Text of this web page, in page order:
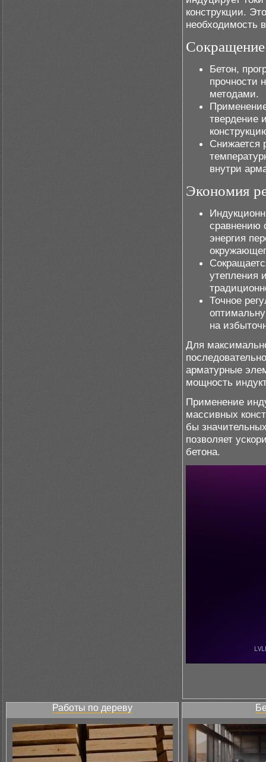
конструкции.
необходимость
Сокращение
Бетон,
прочности
методами.
твердение
Снижается
внутри
Экономия
сравнению
энергия
утепления
Точное
на
Для
арматурные
мощность
Применение
массивных
бы
позволяет
бетона.
Работы по дереву